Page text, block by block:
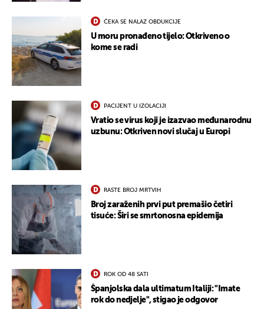
ČEKA SE NALAZ OBDUKCIJE
U moru pronađeno tijelo: Otkriveno o
kome se radi
PACIJENT U IZOLACIJI
Vratio se virus koji je izazvao međunarodnu
uzbunu: Otkriven novi slučaj u Europi
RASTE BROJ MRTVIH
Broj zaraženih prvi put premašio četiri
tisuće: Širi se smrtonosna epidemija
ROK OD 48 SATI
Španjolska dala ultimatum Italiji: "Imate
rok do nedjelje", stigao je odgovor